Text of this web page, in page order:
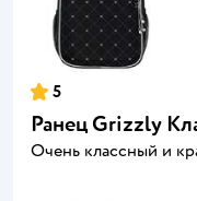
5
Ранец Grizzly
Очень классный и